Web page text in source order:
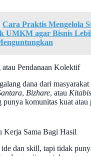
Cara Praktis Mengelola
UMKM agar Bisnis
Pendanaan Kolektif
dana dari
, Bizhare, atau
punya komunitas kuat atau
Kerja Sama Bagi Hasil
dan skill, tapi tidak